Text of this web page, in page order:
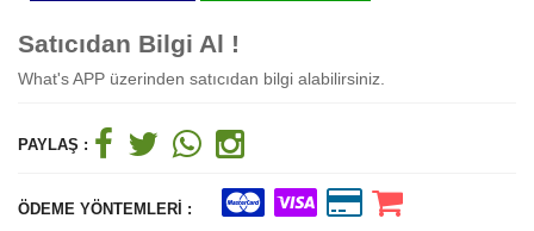
Satıcıdan Bilgi Al !
What's APP üzerinden satıcıdan bilgi alabilirsiniz.
PAYLAŞ :
ÖDEME YÖNTEMLERI :